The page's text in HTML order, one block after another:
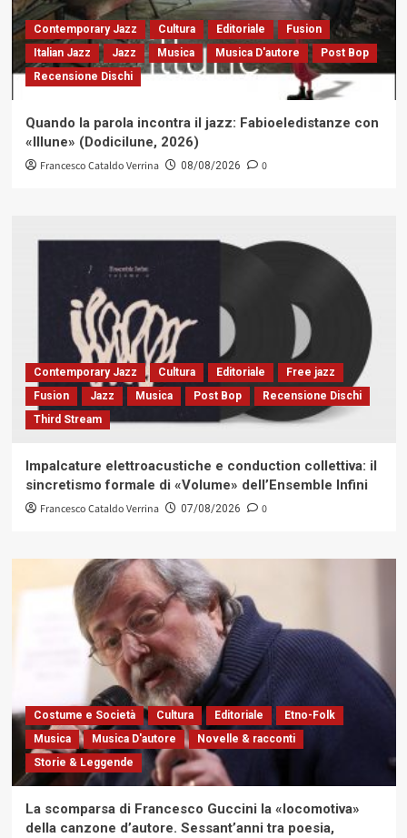
Contemporary Jazz Cultura Editoriale
Fusion
Italian Jazz
Jazz Musica Musica D'autore
Post Bop
Recensione Dischi
Quando la parola incontra il jazz: Fabioeledistanze con
«Illune» (Dodicilune, 2026)
Francesco Cataldo Verrina 08/08/2026 0
Contemporary Jazz Cultura Editoriale
Free jazz
Fusion
Jazz Musica Post Bop
Recensione Dischi
Third Stream
Impalcature elettroacustiche e conduction collettiva: il
sincretismo formale di «Volume» dell’Ensemble Infini
Francesco Cataldo Verrina 07/08/2026 0
Costume e Società Cultura Editoriale
Etno-Folk
Musica
Musica D'autore
Novelle & racconti
Storie & Leggende
La scomparsa di Francesco Guccini la «locomotiva»
della canzone d’autore. Sessant’anni tra poesia,